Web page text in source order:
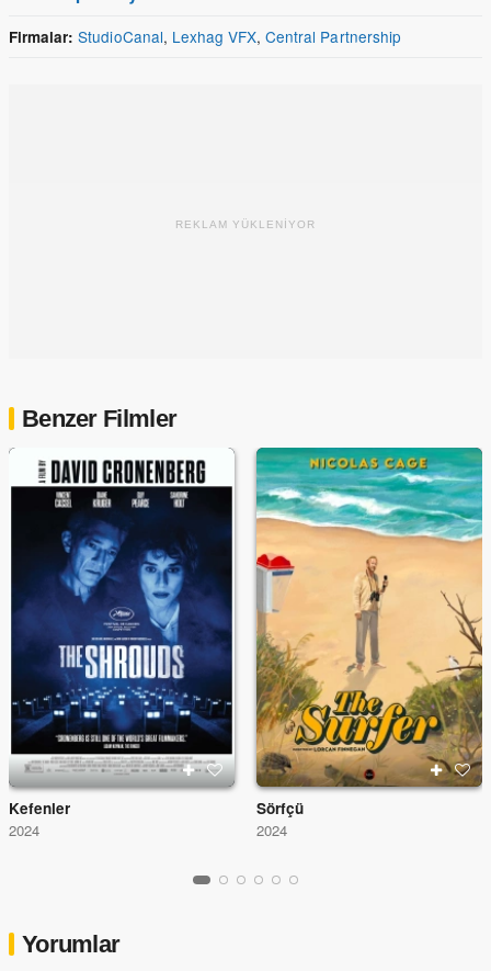
Firmalar: StudioCanal, Lexhag VFX,Central Partnership
REKLAM YÜKLENİYOR
Benzer Filmler
Kefenler
2024
Sörfçü
2024
Yorumlar